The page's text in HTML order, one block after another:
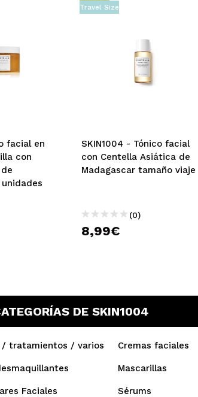
facial en
con
Travel Size
SKIN1004 - Tónico facial
con Centella Asiática de
Madagascar tamaño viaje
(0)
8,99€
DE SKIN1004
/ tratamientos / varios Cremas faciales
Mascarillas
Faciales Sérums